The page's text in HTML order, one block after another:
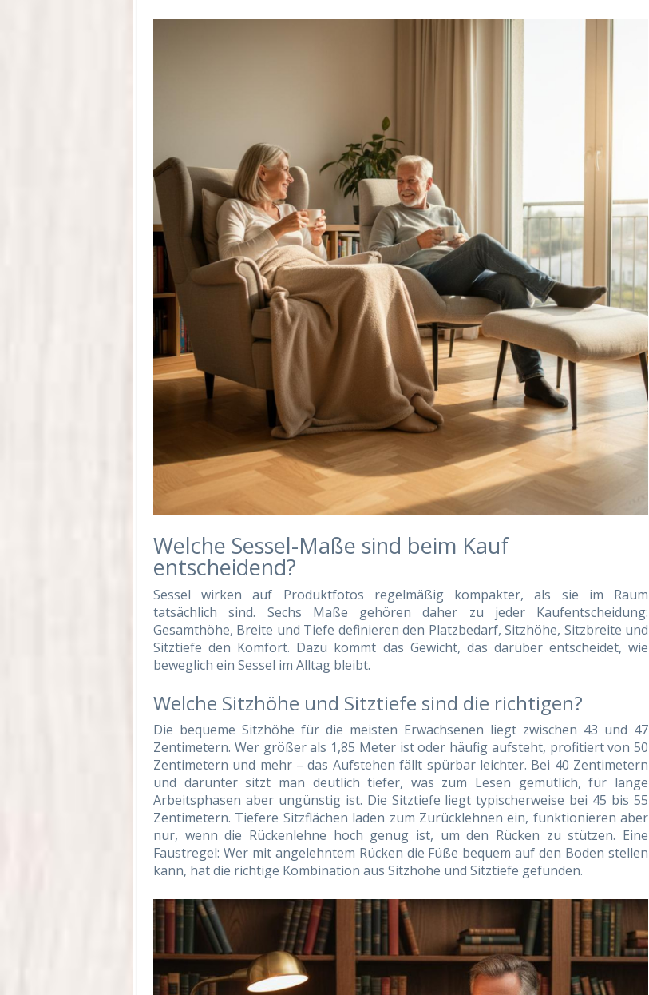
Welche Sessel-Maße sind beim Kauf
entscheidend?
Sessel wirken auf Produktfotos regelmäßig kompakter, als sie im Raum
tatsächlich sind. Sechs Maße gehören daher zu jeder Kaufentscheidung:
Gesamthöhe, Breite und Tiefe definieren den Platzbedarf, Sitzhöhe, Sitzbreite und
Sitztiefe den Komfort. Dazu kommt das Gewicht, das darüber entscheidet, wie
beweglich ein Sessel im Alltag bleibt.
Welche Sitzhöhe und Sitztiefe sind die richtigen?
Die bequeme Sitzhöhe für die meisten Erwachsenen liegt zwischen 43 und 47
Zentimetern. Wer größer als 1,85 Meter ist oder häufig aufsteht, profitiert von 50
Zentimetern und mehr – das Aufstehen fällt spürbar leichter. Bei 40 Zentimetern
und darunter sitzt man deutlich tiefer, was zum Lesen gemütlich, für lange
Arbeitsphasen aber ungünstig ist. Die Sitztiefe liegt typischerweise bei 45 bis 55
Zentimetern. Tiefere Sitzflächen laden zum Zurücklehnen ein, funktionieren aber
nur, wenn die Rückenlehne hoch genug ist, um den Rücken zu stützen. Eine
Faustregel: Wer mit angelehntem Rücken die Füße bequem auf den Boden stellen
kann, hat die richtige Kombination aus Sitzhöhe und Sitztiefe gefunden.